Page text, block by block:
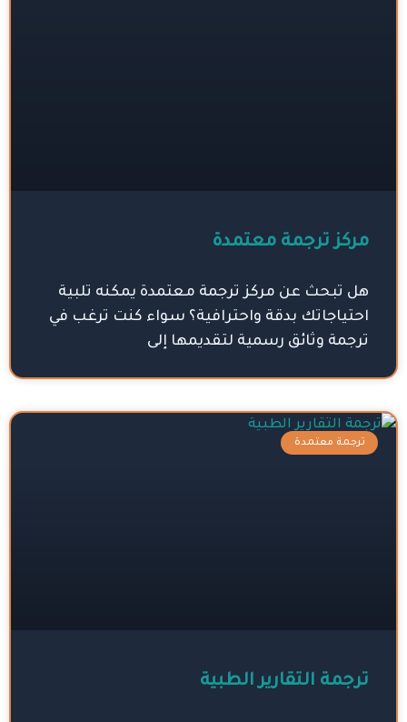
مركز ترجمة معتمدة
هل تبحث عن مركز ترجمة معتمدة يمكنه تلبية
احتياجاتك بدقة واحترافية؟ سواء كنت ترغب في
ترجمة وثائق رسمية لتقديمها إلى
ترجمة معتمدة
ترجمة التقارير الطبية